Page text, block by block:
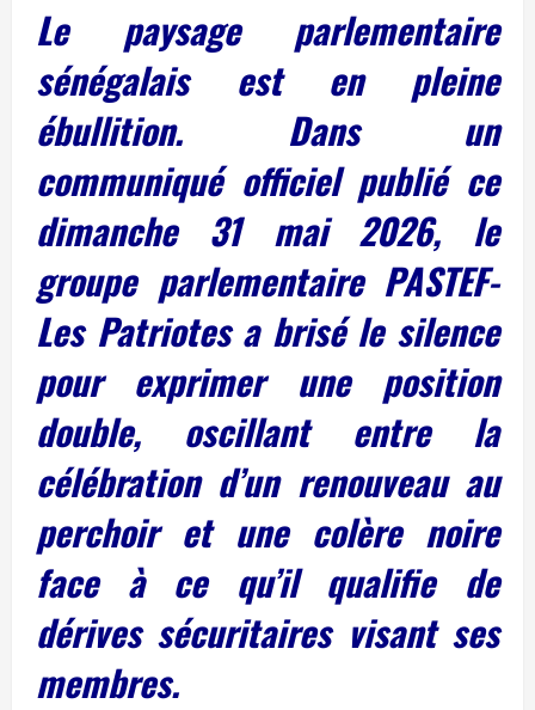
Le paysage parlementaire
sénégalais est en pleine
ébullition. Dans un
communiqué officiel publié ce
dimanche 31 mai 2026, le
groupe parlementaire PASTEF-
Les Patriotes a brisé le silence
pour exprimer une position
double, oscillant entre la
célébration d’un renouveau au
perchoir et une colère noire
face à ce qu’il qualifie de
dérives sécuritaires visant ses
membres.